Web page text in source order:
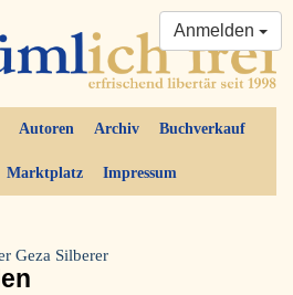
Autoren Archiv Buchverkauf
Marktplatz Impressum
Anmelden
Geza Silberer